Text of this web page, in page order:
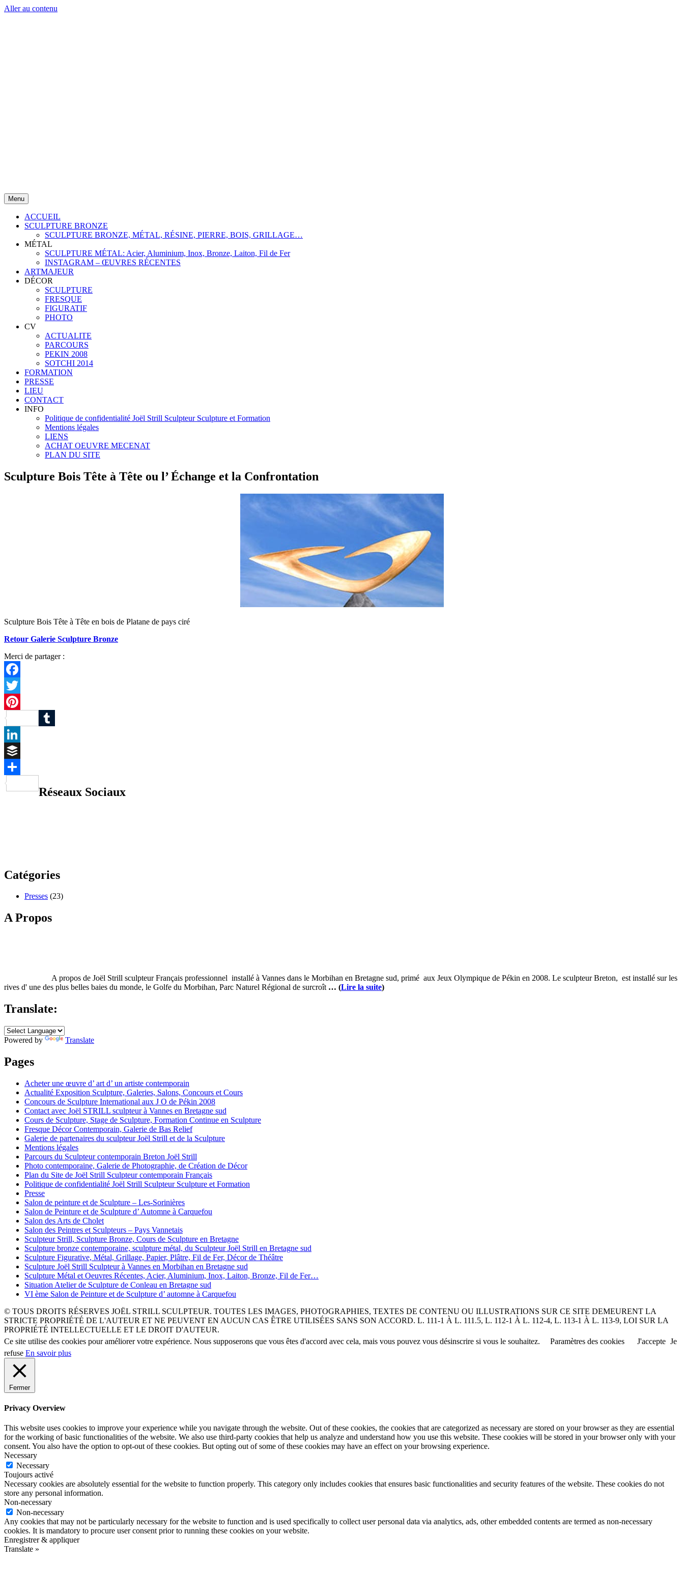
Aller au contenu
Menu
ACCUEIL
SCULPTURE BRONZE
SCULPTURE BRONZE, MÉTAL, RÉSINE, PIERRE, BOIS, GRILLAGE…
MÉTAL
SCULPTURE MÉTAL: Acier, Aluminium, Inox, Bronze, Laiton, Fil de Fer
INSTAGRAM – ŒUVRES RÉCENTES
ARTMAJEUR
DÉCOR
SCULPTURE
FRESQUE
FIGURATIF
PHOTO
CV
ACTUALITE
PARCOURS
PEKIN 2008
SOTCHI 2014
FORMATION
PRESSE
LIEU
CONTACT
INFO
Politique de confidentialité Joël Strill Sculpteur Sculpture et Formation
Mentions légales
LIENS
ACHAT OEUVRE MECENAT
PLAN DU SITE
Sculpture Bois Tête à Tête ou l’ Échange et la Confrontation
Sculpture Bois Tête à Tête en bois de Platane de pays ciré
Retour Galerie Sculpture Bronze
Merci de partager :
Facebook
Twitter
Pinterest
Tumblr
LinkedIn
Buffer
Réseaux Sociaux
Catégories
Presses (23)
A Propos
A propos de Joël Strill sculpteur Français professionnel installé à Vannes dans le Morbihan en Bretagne sud, primé aux Jeux Olympique de Pékin en 2008. Le sculpteur Breton, est installé sur les
rives d' une des plus belles baies du monde, le Golfe du Morbihan, Parc Naturel Régional de surcroît … (Lire la suite)
Translate:
Powered by Translate
Pages
Acheter une œuvre d’ art d’ un artiste contemporain
Actualité Exposition Sculpture, Galeries, Salons, Concours et Cours
Concours de Sculpture International aux J O de Pékin 2008
Contact avec Joël STRILL sculpteur à Vannes en Bretagne sud
Cours de Sculpture, Stage de Sculpture, Formation Continue en Sculpture
Fresque Décor Contemporain, Galerie de Bas Relief
Galerie de partenaires du sculpteur Joël Strill et de la Sculpture
Mentions légales
Parcours du Sculpteur contemporain Breton Joël Strill
Photo contemporaine, Galerie de Photographie, de Création de Décor
Plan du Site de Joël Strill Sculpteur contemporain Français
Politique de confidentialité Joël Strill Sculpteur Sculpture et Formation
Presse
Salon de peinture et de Sculpture – Les-Sorinières
Salon de Peinture et de Sculpture d’ Automne à Carquefou
Salon des Arts de Cholet
Salon des Peintres et Sculpteurs – Pays Vannetais
Sculpteur Strill, Sculpture Bronze, Cours de Sculpture en Bretagne
Sculpture bronze contemporaine, sculpture métal, du Sculpteur Joël Strill en Bretagne sud
Sculpture Figurative, Métal, Grillage, Papier, Plâtre, Fil de Fer, Décor de Théâtre
Sculpture Joël Strill Sculpteur à Vannes en Morbihan en Bretagne sud
Sculpture Métal et Oeuvres Récentes, Acier, Aluminium, Inox, Laiton, Bronze, Fil de Fer…
Situation Atelier de Sculpture de Conleau en Bretagne sud
VI ème Salon de Peinture et de Sculpture d’ automne à Carquefou
© TOUS DROITS RÉSERVES JOËL STRILL SCULPTEUR. TOUTES LES IMAGES, PHOTOGRAPHIES, TEXTES DE CONTENU OU ILLUSTRATIONS SUR CE SITE DEMEURENT LA
STRICTE PROPRIÉTÉ DE L'AUTEUR ET NE PEUVENT EN AUCUN CAS ÊTRE UTILISÉES SANS SON ACCORD. L. 111-1 À L. 111.5, L. 112-1 À L. 112-4, L. 113-1 À L. 113-9, LOI SUR LA
PROPRIÉTÉ INTELLECTUELLE ET LE DROIT D'AUTEUR.
Ce site utilise des cookies pour améliorer votre expérience. Nous supposerons que vous êtes d'accord avec cela, mais vous pouvez vous désinscrire si vous le souhaitez.
Paramètres des cookies J'accepte Je
refuse En savoir plus
Fermer
Privacy Overview
This website uses cookies to improve your experience while you navigate through the website. Out of these cookies, the cookies that are categorized as necessary are stored on your browser as they are essential
for the working of basic functionalities of the website. We also use third-party cookies that help us analyze and understand how you use this website. These cookies will be stored in your browser only with your
consent. You also have the option to opt-out of these cookies. But opting out of some of these cookies may have an effect on your browsing experience.
Necessary
Necessary
Toujours activé
Necessary cookies are absolutely essential for the website to function properly. This category only includes cookies that ensures basic functionalities and security features of the website. These cookies do not
store any personal information.
Non-necessary
Non-necessary
Any cookies that may not be particularly necessary for the website to function and is used specifically to collect user personal data via analytics, ads, other embedded contents are termed as non-necessary
cookies. It is mandatory to procure user consent prior to running these cookies on your website.
Enregistrer & appliquer
Translate »